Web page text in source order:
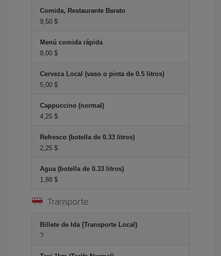
Comida, Restaurante Barato
9,50 $
Menú comida rápida
8,00 $
Cerveza Local (vaso o pinta de 0.5 litros)
5,00 $
Cappuccino (normal)
4,25 $
Refresco (botella de 0.33 litros)
2,25 $
Agua (botella de 0.33 litros)
1,88 $
Transporte
Billete de Ida (Transporte Local)
?